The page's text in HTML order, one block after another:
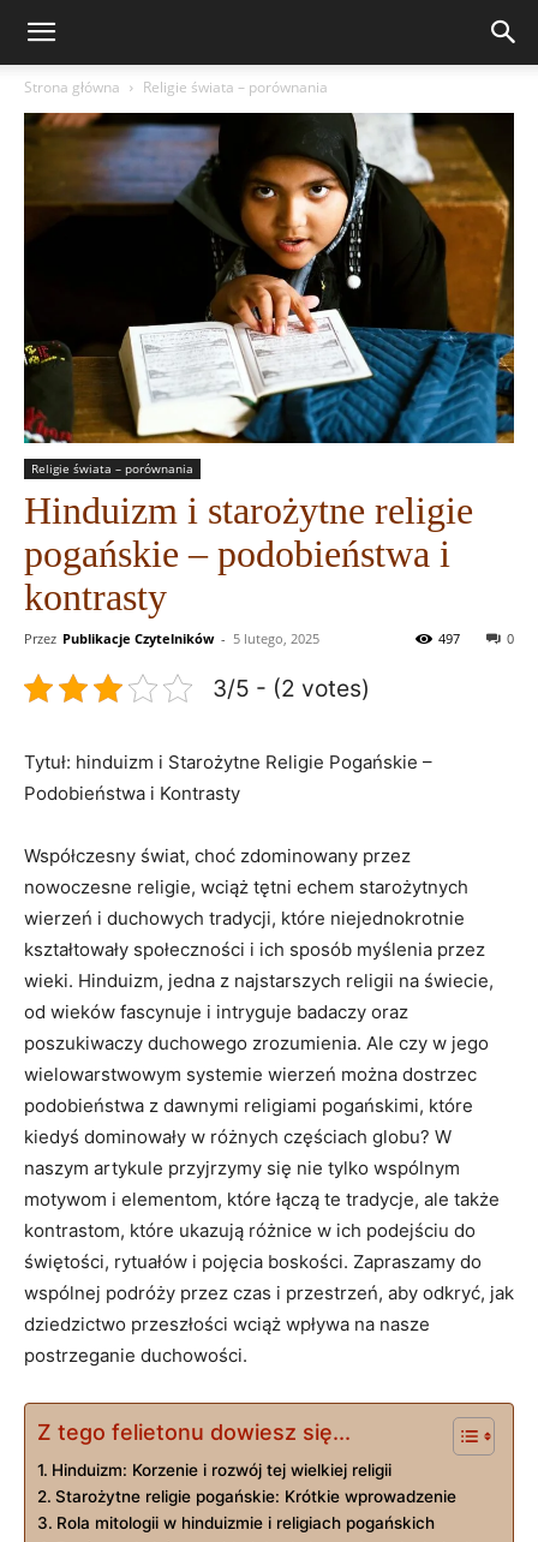
Strona główna Religie świata – porównania
Religie świata – porównania
Hinduizm i starożytne religie
pogańskie – podobieństwa i
kontrasty
Przez Publikacje Czytelników - 5 lutego, 2025 0
497
3/5 - (2 votes)
Tytuł: hinduizm i Starożytne Religie Pogańskie –
Podobieństwa i Kontrasty
Współczesny świat, choć zdominowany przez
nowoczesne religie, wciąż tętni echem starożytnych
wierzeń i duchowych tradycji, które niejednokrotnie
kształtowały społeczności i ich sposób myślenia przez
wieki. Hinduizm, jedna z najstarszych religii na świecie,
od wieków fascynuje i intryguje badaczy oraz
poszukiwaczy duchowego zrozumienia. Ale czy w jego
wielowarstwowym systemie wierzeń można dostrzec
podobieństwa z dawnymi religiami pogańskimi, które
kiedyś dominowały w różnych częściach globu? W
naszym artykule przyjrzymy się nie tylko wspólnym
motywom i elementom, które łączą te tradycje, ale także
kontrastom, które ukazują różnice w ich podejściu do
świętości, rytuałów i pojęcia boskości. Zapraszamy do
wspólnej podróży przez czas i przestrzeń, aby odkryć, jak
dziedzictwo przeszłości wciąż wpływa na nasze
postrzeganie duchowości.
Z tego felietonu dowiesz się...
Hinduizm: Korzenie i rozwój tej wielkiej religii
Starożytne religie pogańskie: Krótkie wprowadzenie
Rola mitologii w hinduizmie i religiach pogańskich